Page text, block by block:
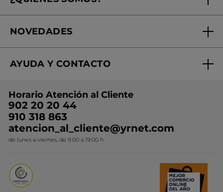
Tratamientos de Belleza
Mi club Yves Rocher
¿Quiénes somos?
Nuestros compromisos
Conviértete en Franquiciada
NOVEDADES
Rebajas
Ideas de Regalo
Colección Monoi
Novedades del mes
AYUDA Y CONTACTO
Contacto
Horario Atención al Cliente
902 20 20 44
910 318 863
atencion_al_cliente@yrnet.com
de lunes a viernes, de 9:00 a 19:00 h